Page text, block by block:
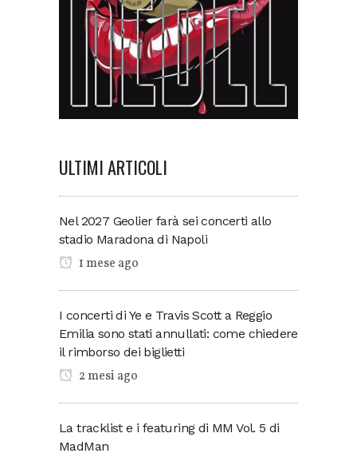
ULTIMI ARTICOLI
Nel 2027 Geolier farà sei concerti allo
stadio Maradona di Napoli
1 mese ago
I concerti di Ye e Travis Scott a Reggio
Emilia sono stati annullati: come chiedere
il rimborso dei biglietti
2 mesi ago
La tracklist e i featuring di MM Vol. 5 di
MadMan